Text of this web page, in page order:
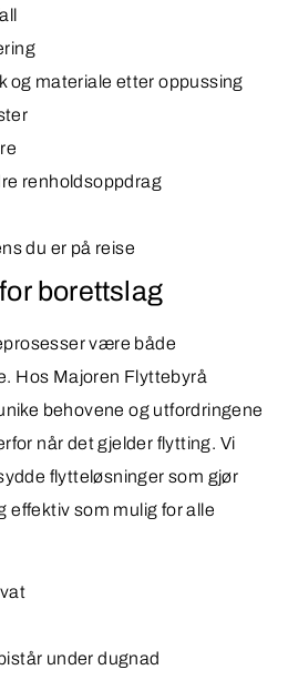
og materiale etter oppussing
renholdsoppdrag
du er på reise
borettslag
være både
Hos Majoren Flyttebyrå
behovene og utfordringene
når det gjelder flytting. Vi
flytteløsninger som gjør
effektiv som mulig for alle
under dugnad